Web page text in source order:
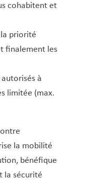
cohabitent et
priorité
finalement les
à
limitée (max.
la mobilité
bénéfique
la sécurité